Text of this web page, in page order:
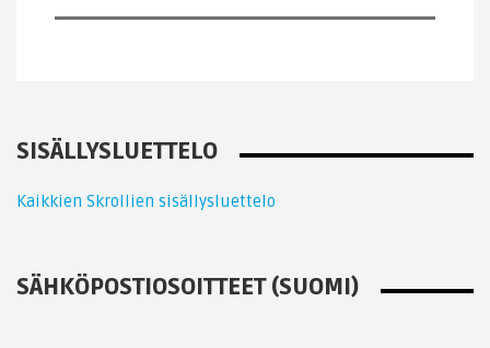
SISÄLLYSLUETTELO
Kaikkien Skrollien sisällysluettelo
SÄHKÖPOSTIOSOITTEET (SUOMI)